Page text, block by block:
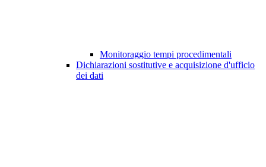
Monitoraggio tempi procedimentali
Dichiarazioni sostitutive e acquisizione d'ufficio
dei dati